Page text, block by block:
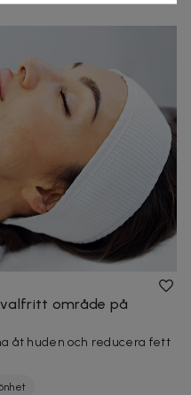
valfritt område på
åt huden och reducera fett